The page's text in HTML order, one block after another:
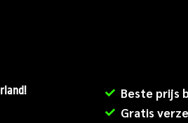
Beste prijs
Gratis